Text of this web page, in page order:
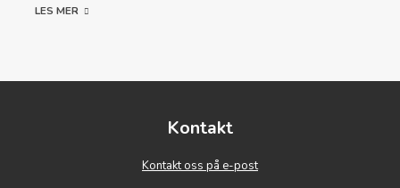
LES MER
Kontakt
Kontakt oss på e-post